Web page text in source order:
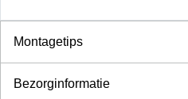
Montagetips
Bezorginformatie